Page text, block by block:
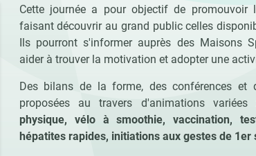
Cette journée a pour objectif de promouvoir
faisant découvrir au grand public celles
Ils pourront s'informer auprès des Maisons
aider à trouver la motivation et adopter une
Des bilans de la forme, des conférences et
proposées au travers d'animations
physique, vélo à smoothie, vaccination,
hépatites rapides, initiations aux gestes de 1er